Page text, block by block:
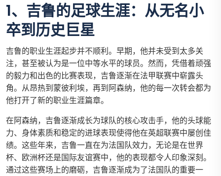
1、吉鲁的足球生涯：从无名小
卒到历史巨星
吉鲁的职业生涯起步并不顺利。早期，他并未受到太多关
注，甚至被认为是一位中等水平的球员。然而，凭借着顽强
的毅力和出色的比赛表现，吉鲁逐渐在法甲联赛中崭露头
角。从昂热到蒙彼利埃，再到阿森纳，他的每一次转会都为
他打开了新的职业生涯篇章。
在阿森纳，吉鲁逐渐成长为球队的核心攻击手，他的头球能
力、身体素质和稳定的进球表现使得他在英超联赛中屡创佳
绩。这些年来，吉鲁一直在为法国队效力，无论是在世界
杯、欧洲杯还是国际友谊赛中，他的表现都令人印象深刻。
通过这些赛场上的磨砺，吉鲁逐渐成为了法国队的重要一